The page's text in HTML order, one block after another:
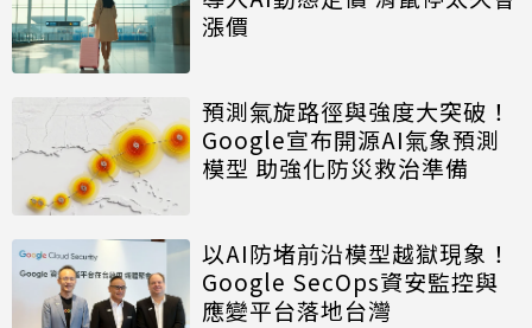
漲價
預測氣旋路徑與強度大突破！
Google宣布開源AI氣象預測
模型 助強化防災救治準備
以AI防堵前沿模型越獄現象！
Google SecOps資安監控與
應變平台落地台灣